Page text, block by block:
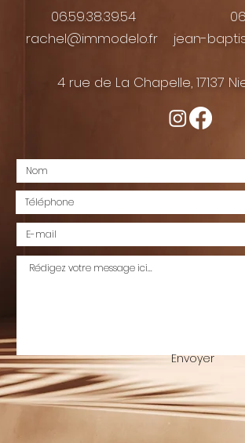
06.59.38.39.54
rachel@immodelo.fr
jean-
4 rue de La Chapelle, 17137
Envoyer